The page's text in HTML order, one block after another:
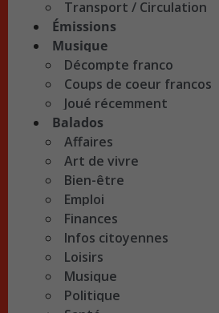
Transport / Circulation
Émissions
Musique
Décompte franco
Coups de coeur francos
Joué récemment
Balados
Affaires
Art de vivre
Bien-être
Emploi
Finances
Infos citoyennes
Loisirs
Musique
Politique